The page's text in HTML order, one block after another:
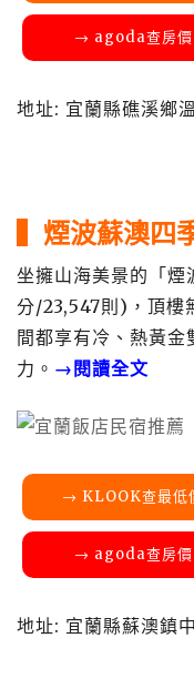
→ agoda查房價
地址: 宜蘭縣礁溪鄉
▍煙波蘇澳四
坐擁山海美景的「
分/23,547則)，頂樓
間都享有冷、熱黃
力。 →閱讀全文
→ KLOOK查最低
→ agoda查房價
地址: 宜蘭縣蘇澳鎮